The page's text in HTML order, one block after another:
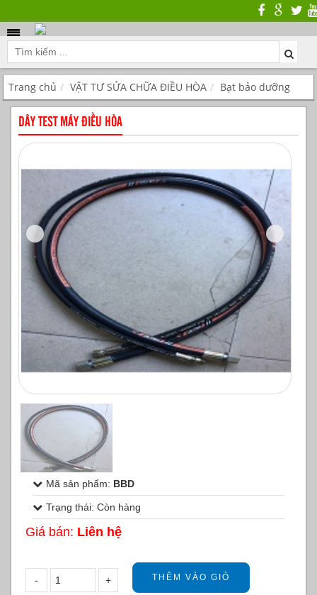
Trang chủ VẬT TƯ SỬA CHỮA ĐIỀU HÒA Bạt bảo dưỡng
DÂY TEST MÁY ĐIỀU HÒA
Mã sản phẩm: BBD
Trạng thái: Còn hàng
Giá bán: Liên hệ